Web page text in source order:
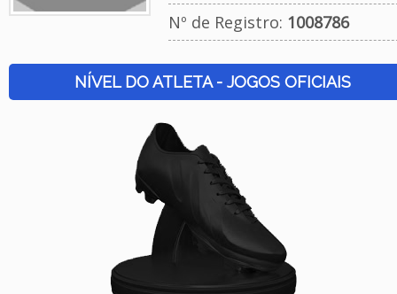
Nº de Registro: 1008786
NÍVEL DO ATLETA - JOGOS OFICIAIS